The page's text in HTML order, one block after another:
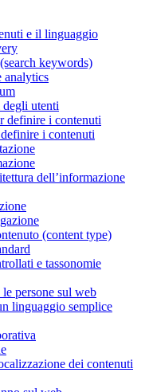
e il linguaggio
keywords)
analytics
utenti
definire i contenuti
i contenuti
dell’informazione
(content type)
e tassonomie
persone sul web
linguaggio semplice
dei contenuti